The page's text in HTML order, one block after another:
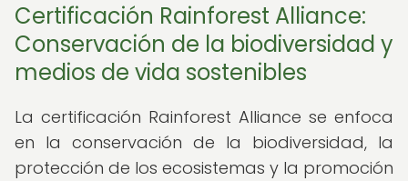
Certificación Rainforest Alliance:
Conservación de la biodiversidad y
medios de vida sostenibles
La certificación Rainforest Alliance se enfoca
en la conservación de la biodiversidad, la
protección de los ecosistemas y la promoción